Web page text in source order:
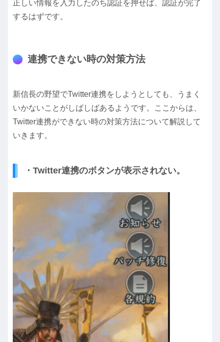
正しい情報を入力したのち認証を押せば、認証が完了
するはずです。
連携できない時の対策方法
新信長の野望でTwitter連携をしようとしても、うまく
いかないことがしばしばあるようです。ここからは、
Twitter連携ができない時の対策方法について解説して
いきます。
・Twitter連携のボタンが表示されない。